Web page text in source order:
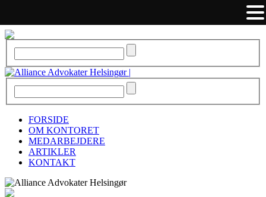
FORSIDE
OM KONTORET
MEDARBEJDERE
ARTIKLER
KONTAKT